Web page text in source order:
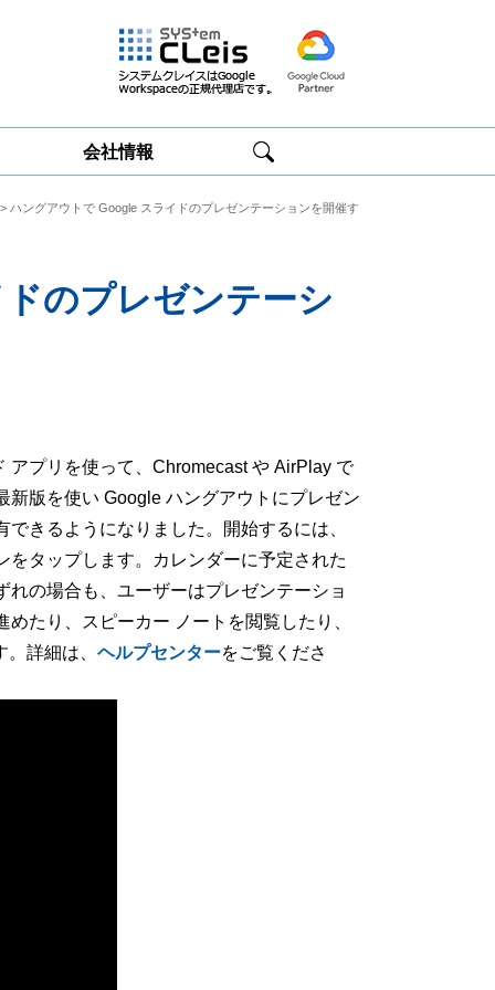
Google
Google
会社情報
> ハングアウトで Google スライドのプレゼンテーションを開催す
のプレゼンテーシ
アプリを使って、Chromecast や AirPlay で
版を使い Google ハングアウトにプレゼン
きるようになりました。開始するには、
をタップします。カレンダーに予定された
の場合も、ユーザーはプレゼンテーショ
たり、スピーカー ノートを閲覧したり、
詳細は、 ヘルプセンターをご覧くださ